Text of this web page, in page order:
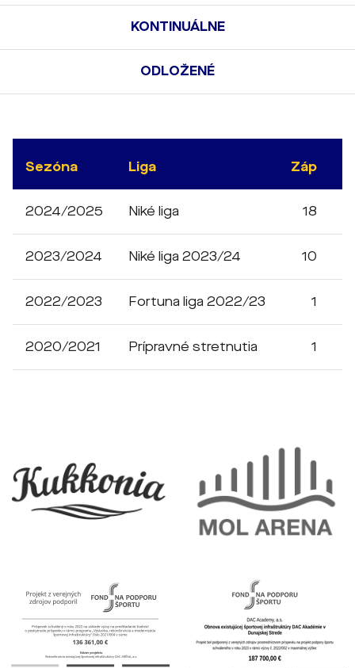
KONTINUÁLNE
ODLOŽENÉ
Sezóna Liga Záp
2024/2025 Niké liga 18
2023/2024 Niké liga 2023/24 10
2022/2023 Fortuna liga 2022/23 1
2020/2021 Prípravné stretnutia 1